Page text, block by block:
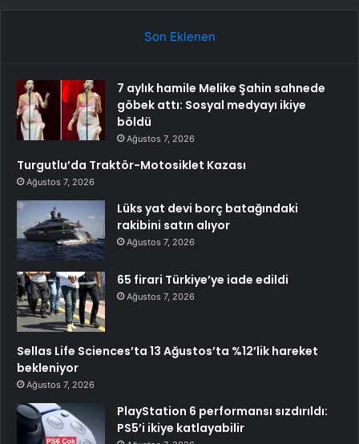
Son Eklenen
7 aylık hamile Melike Şahin sahnede
göbek attı: Sosyal medyayı ikiye
böldü
Ağustos 7, 2026
Turgutlu’da Traktör-Motosiklet Kazası
Ağustos 7, 2026
Lüks yat devi borç batağındaki
rakibini satın alıyor
Ağustos 7, 2026
65 firari Türkiye’ye iade edildi
Ağustos 7, 2026
Sellas Life Sciences’ta 13 Ağustos’ta %12’lik hareket
bekleniyor
Ağustos 7, 2026
PlayStation 6 performansı sızdırıldı:
PS5’i ikiye katlayabilir